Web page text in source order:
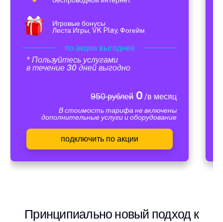
Игровые бонусы
Леста Игры, VK Play, Фогейм
по акции выгоднее
* Пользуйтесь услугами
в течение 30 дней выгодно
950 рублей0 /в месяц
В стоимость тарифа не включены
дополнительные услуги и оборудование
подключить по акции
Принципиально новый подход к